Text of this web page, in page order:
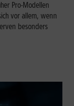
Pro-Modellen
vor allem, wenn
besonders